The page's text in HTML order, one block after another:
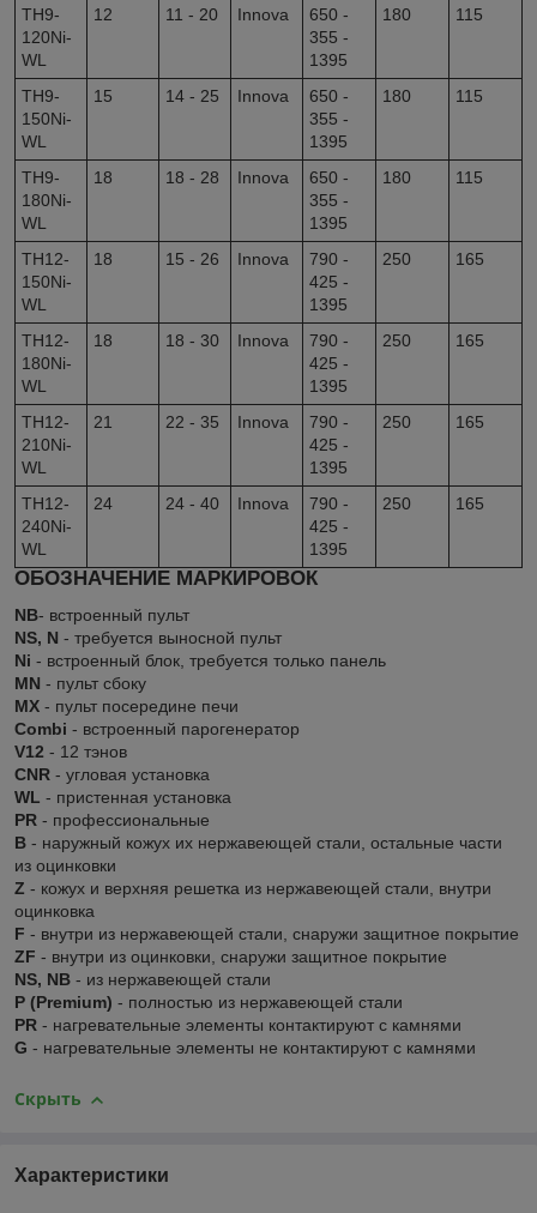
TH9-
120Ni-
WL
12 11 - 20 Innova
650 -
355 -
1395
180 115
TH9-
150Ni-
WL
15 14 - 25 Innova
650 -
355 -
1395
180 115
TH9-
180Ni-
WL
18 18 - 28 Innova
650 -
355 -
1395
180 115
TH12-
150Ni-
WL
18 15 - 26 Innova
790 -
425 -
1395
250 165
TH12-
180Ni-
WL
18 18 - 30 Innova
790 -
425 -
1395
250 165
TH12-
210Ni-
WL
21 22 - 35 Innova
790 -
425 -
1395
250 165
TH12-
240Ni-
WL
24 24 - 40 Innova
790 -
425 -
1395
250 165
ОБОЗНАЧЕНИЕ МАРКИРОВОК
NB- встроенный пульт
NS, N - требуется выносной пульт
Ni - встроенный блок, требуется только панель
MN - пульт сбоку
MX - пульт посередине печи
Combi - встроенный парогенератор
V12 - 12 тэнов
CNR - угловая установка
WL - пристенная установка
PR - профессиональные
В - наружный кожух их нержавеющей стали, остальные части
из оцинковки
Z - кожух и верхняя решетка из нержавеющей стали, внутри
оцинковка
F - внутри из нержавеющей стали, снаружи защитное покрытие
ZF - внутри из оцинковки, снаружи защитное покрытие
NS, NB - из нержавеющей стали
P (Premium) - полностью из нержавеющей стали
PR - нагревательные элементы контактируют с камнями
G - нагревательные элементы не контактируют с камнями
Скрыть
Характеристики